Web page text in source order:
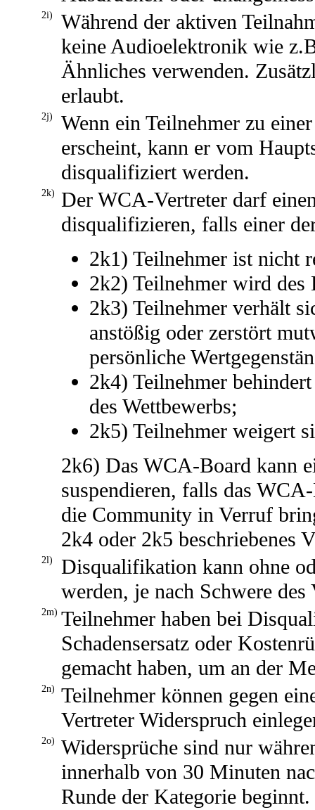
2i)
Während der aktiven
keine Audioelektronik wie
Ähnliches verwenden.
erlaubt.
2j)
Wenn ein Teilnehmer zu
erscheint, kann er vom
disqualifiziert werden.
2k)
Der WCA-Vertreter darf
disqualifizieren, falls einer
2k1) Teilnehmer ist nicht
2k2) Teilnehmer wird des
2k3) Teilnehmer verhält
anstößig oder zerstört
persönliche
2k4) Teilnehmer
des Wettbewerbs;
2k5) Teilnehmer weigert
2k6) Das WCA-Board kann
suspendieren, falls das
die Community in Verruf
2k4 oder 2k5 beschriebenes
2l)
Disqualifikation kann ohne
werden, je nach Schwere des
2m) Teilnehmer haben bei
Schadensersatz oder
gemacht haben, um an der
2n)
Teilnehmer können gegen
Vertreter Widerspruch
2o)
Widersprüche sind nur
innerhalb von 30 Minuten
Runde der Kategorie beginnt.